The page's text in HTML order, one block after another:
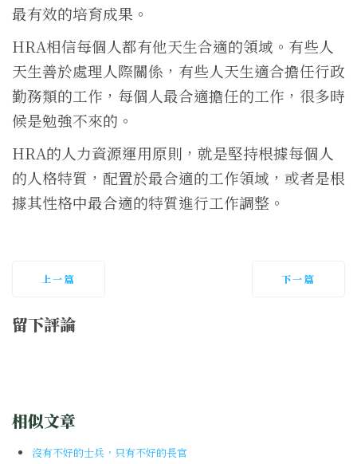
最有效的培育成果。
HRA相信每個人都有他天生合適的領域。有些人
天生善於處理人際關係，有些人天生適合擔任行政
勤務類的工作，每個人最合適擔任的工作，很多時
候是勉強不來的。
HRA的人力資源運用原則，就是堅持根據每個人
的人格特質，配置於最合適的工作領域，或者是根
據其性格中最合適的特質進行工作調整。
上一篇 下一篇
留下評論
相似文章
沒有不好的士兵，只有不好的長官